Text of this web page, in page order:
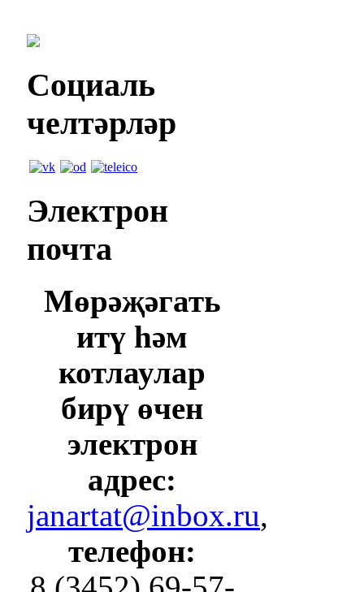
Социаль
челтәрләр
Электрон
почта
Мөрәҗәгать
итү һәм
котлаулар
бирү өчен
электрон
адрес:
janartat@inbox.ru,
телефон: